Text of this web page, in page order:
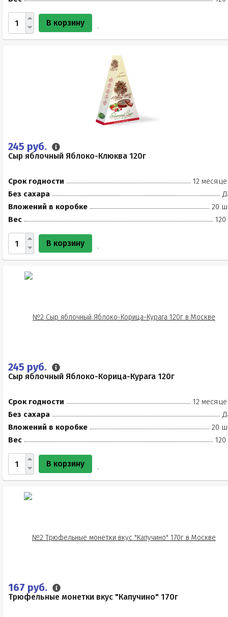
В корзину
245 руб.
Сыр яблочный Яблоко-Клюква 120г
Срок годности
12
Без сахара
Вложений в коробке
20
Вес
120
В корзину
245 руб.
Сыр яблочный Яблоко-Корица-Курага 120г
Срок годности
12
Без сахара
Вложений в коробке
20
Вес
120
В корзину
167 руб.
Трюфельные монетки вкус "Капучино" 170г